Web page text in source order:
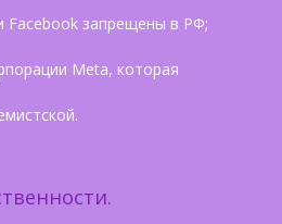
Facebook запрещены в РФ;
Meta, которая